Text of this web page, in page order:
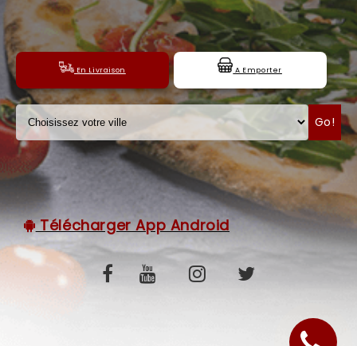
C.G.V
En Livraison A Emporter
Go!
Télécharger App Android